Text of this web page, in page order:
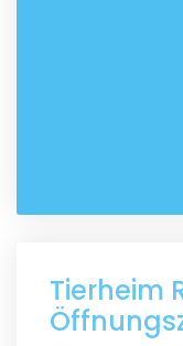
Tierheim